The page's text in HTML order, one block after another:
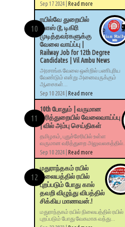
Sep 17 2024 | Read more
ரயில்வே துறையில்
பிளஸ் டூ, டிகிரி
முடித்தவர்களுக்கு
வேலை வாய்ப்பு |
Railway Job for 12th Degree
Candidates | Vil Ambu News
அரசாங்க வேலை ஒன்றில் பணிபுரிய
வேண்டும் என்று அனைவருக்கும்
ஆசைகள்...
Sep 10 2024 | Read more
10th போதும் | வருமான
வரித்துறையில் வேலைவாய்ப்பு
| வில் அம்பு செய்திகள்
தமிழகம், புதுச்சேரியில் உள்ள
வருமான வரித்துறை அலுவலகத்தில்...
Sep 10 2024 | Read more
மதுராந்தகம் ரயில்
நிலையத்தில் ரயில்
புறப்படும் போது கால்
தவறி விழுந்து விபத்தில்
சிக்கிய மாணவன்.!
மதுராந்தகம் ரயில் நிலையத்தில் ரயில்
புறப்படும் போது வேகமாக வந்து...